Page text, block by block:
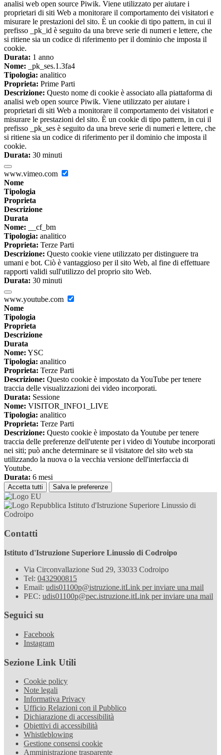
analisi web open source Piwik. Viene utilizzato per aiutare i
proprietari di siti Web a monitorare il comportamento dei visitatori e
misurare le prestazioni del sito. È un cookie di tipo pattern, in cui il
prefisso _pk_id è seguito da una breve serie di numeri e lettere, che
si ritiene sia un codice di riferimento per il dominio che imposta il
cookie.
Durata: 1 anno
Nome: _pk_ses.1.3fa4
Tipologia: analitico
Proprieta: Prime Parti
Descrizione: Questo nome di cookie è associato alla piattaforma di
analisi web open source Piwik. Viene utilizzato per aiutare i
proprietari di siti Web a monitorare il comportamento dei visitatori e
misurare le prestazioni del sito. È un cookie di tipo pattern, in cui il
prefisso _pk_ses è seguito da una breve serie di numeri e lettere, che
si ritiene sia un codice di riferimento per il dominio che imposta il
cookie.
Durata: 30 minuti
www.vimeo.com
Nome
Tipologia
Proprieta
Descrizione
Durata
Nome: __cf_bm
Tipologia: analitico
Proprieta: Terze Parti
Descrizione: Questo cookie viene utilizzato per distinguere tra
umani e bot. Ciò è vantaggioso per il sito Web, al fine di effettuare
rapporti validi sull'utilizzo del proprio sito Web.
Durata: 30 minuti
www.youtube.com
Nome
Tipologia
Proprieta
Descrizione
Durata
Nome: YSC
Tipologia: analitico
Proprieta: Terze Parti
Descrizione: Questo cookie è impostato da YouTube per tenere
traccia delle visualizzazioni dei video incorporati.
Durata: Sessione
Nome: VISITOR_INFO1_LIVE
Tipologia: analitico
Proprieta: Terze Parti
Descrizione: Questo cookie è impostato da Youtube per tenere
traccia delle preferenze dell'utente per i video di Youtube incorporati
nei siti; può anche determinare se il visitatore del sito web sta
utilizzando la nuova o la vecchia versione dell'interfaccia di
Youtube.
Durata: 6 mesi
Accetta tutti Salva le preferenze
Istituto d'Istruzione Superiore Linussio di
Codroipo
Contatti
Istituto d'Istruzione Superiore Linussio di Codroipo
Via Circonvallazione Sud 29, 33033 Codroipo
Tel: 0432900815
Email: udis01100p@istruzione.itLink per inviare una mail
PEC: udis01100p@pec.istruzione.itLink per inviare una mail
Seguici su
Facebook
Instagram
Sezione Link Utili
Cookie policy
Note legali
Informativa Privacy
Ufficio Relazioni con il Pubblico
Dichiarazione di accessibilità
Obiettivi di accessibilità
Whistleblowing
Gestione consensi cookie
Amministrazione trasparente